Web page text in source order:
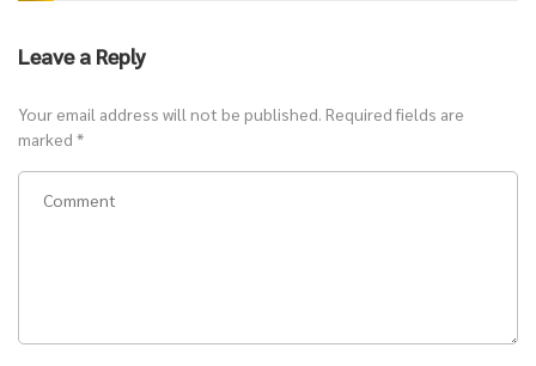
Leave a Reply
Your email address will not be published. Required fields are
marked *